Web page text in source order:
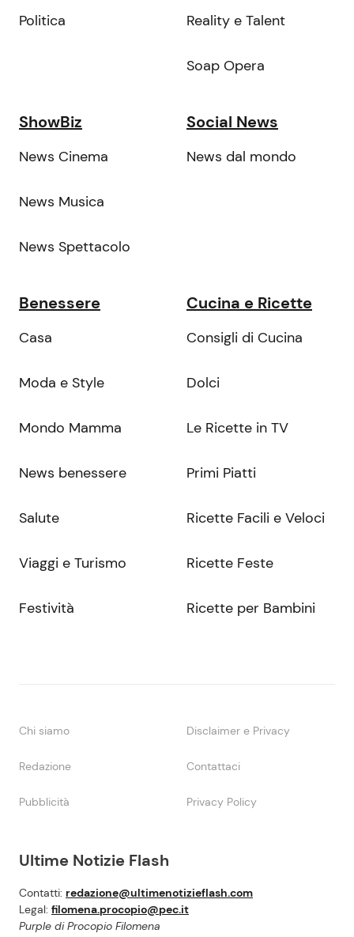
Ultime Notizie Flash
Contatti: redazione@ultimenotizieflash.com
Legal: filomena.procopio@pec.it
Purple di Procopio Filomena
Politica Reality e Talent
Soap Opera
ShowBiz
News Cinema
News Musica
News Spettacolo
Social News
News dal mondo
Benessere
Casa
Moda e Style
Mondo Mamma
News benessere
Salute
Viaggi e Turismo
Festività
Cucina e Ricette
Consigli di Cucina
Dolci
Le Ricette in TV
Primi Piatti
Ricette Facili e Veloci
Ricette Feste
Ricette per Bambini
Chi siamo Disclaimer e Privacy
Redazione Contattaci
Pubblicità Privacy Policy